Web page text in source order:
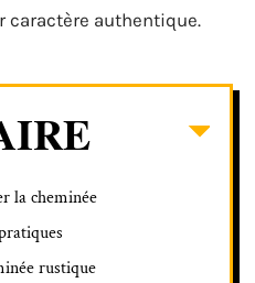
caractère authentique.
la cheminée
rustique